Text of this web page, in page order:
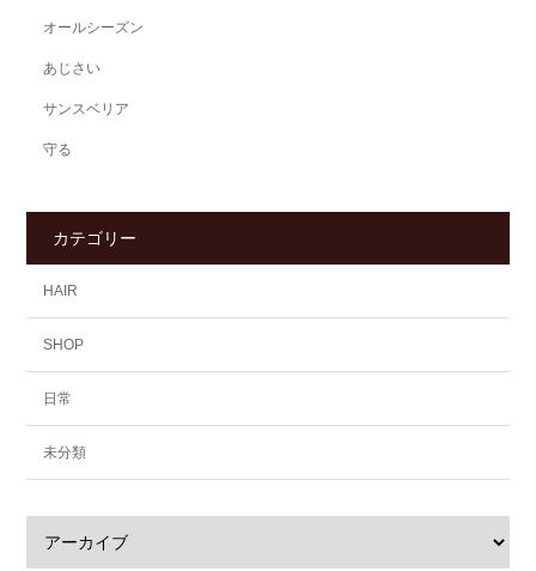
オールシーズン
あじさい
サンスベリア
守る
カテゴリー
HAIR
SHOP
日常
未分類